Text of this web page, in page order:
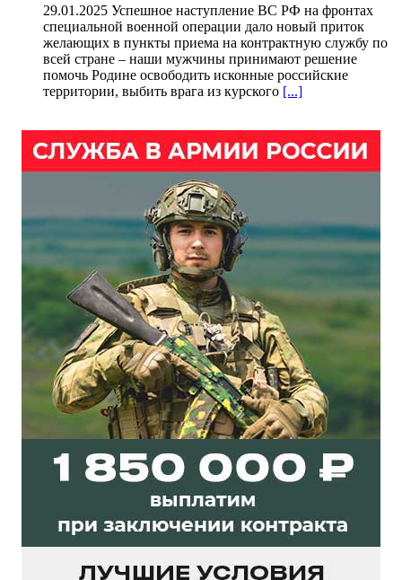
29.01.2025 Успешное наступление ВС РФ на фронтах
специальной военной операции дало новый приток
желающих в пункты приема на контрактную службу по
всей стране – наши мужчины принимают решение
помочь Родине освободить исконные российские
территории, выбить врага из курского [...]